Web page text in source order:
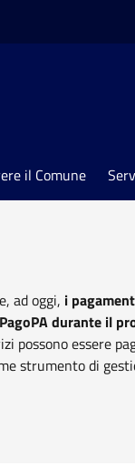
il Comune
ad oggi, i
durante il
possono essere
strumento di